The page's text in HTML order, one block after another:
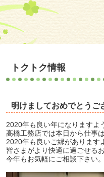
トクトク情報
明けましておめでとうご
2020年も良い年になりますよ
高橋工務店では本日から仕事
2020年も良いご縁があります
皆さまがより快適に過ごせる
今年もお気軽にご相談下さい。